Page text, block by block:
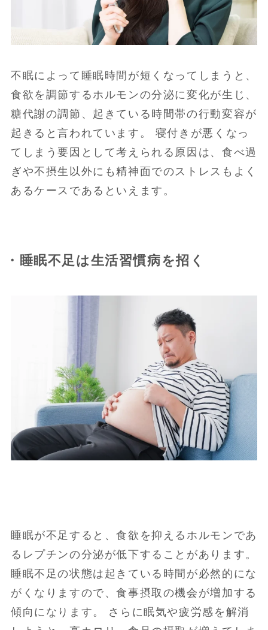
不眠によって睡眠時間が短くなってしまうと、
食欲を調節するホルモンの分泌に変化が生じ、
糖代謝の調節、起きている時間帯の行動変容が
起きると言われています。 寝付きが悪くなっ
てしまう要因として考えられる原因は、食べ過
ぎや不摂生以外にも精神面でのストレスもよく
あるケースであるといえます。
・睡眠不足は生活習慣病を招く
睡眠が不足すると、食欲を抑えるホルモンであ
るレプチンの分泌が低下することがあります。
睡眠不足の状態は起きている時間が必然的にな
がくなりますので、食事摂取の機会が増加する
傾向になります。 さらに眠気や疲労感を解消